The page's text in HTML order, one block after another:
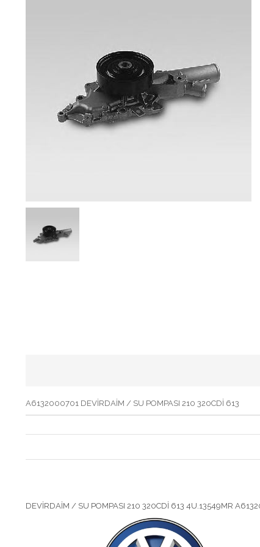
A6132000701 DEVİRDAİM / SU POMPASI 210 320CDİ 613
DEVİRDAİM / SU POMPASI 210 320CDİ 613 4U.13549MR